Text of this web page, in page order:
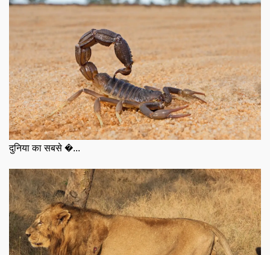
दुनिया का सबसे �...